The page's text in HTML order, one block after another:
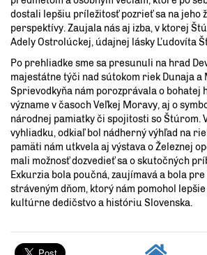
dostali lepšiu príležitosť pozrieť sa na jeho
perspektívy. Zaujala nás aj izba, v ktorej
Adely Ostrolúckej, údajnej lásky Ľudovíta
Po prehliadke sme sa presunuli na hrad
majestátne týči nad sútokom riek Dunaja a
Sprievodkyňa nám porozprávala o bohatej
význame v časoch Veľkej Moravy, aj o
národnej pamiatky či spojitosti so Štúrom.
vyhliadku, odkiaľ bol nádherný výhľad na
pamäti nám utkvela aj výstava o Železnej
mali možnosť dozvedieť sa o skutočných
Exkurzia bola poučná, zaujímavá a bola
stráveným dňom, ktorý nám pomohol
kultúrne dedičstvo a históriu Slovenska.